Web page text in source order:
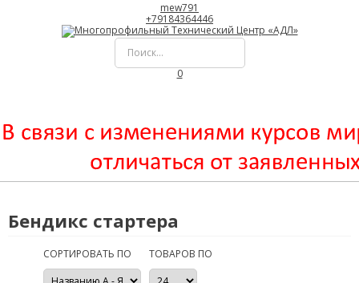
mew791
+79184364446
0
Бендикс стартера
СОРТИРОВАТЬ ПО ТОВАРОВ ПО